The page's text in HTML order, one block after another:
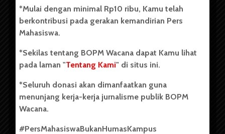
berdiri pada 1 Juli 1995.
Kontribusi
Info Iklan
Pedoman Media Siber
Kode Etik Jurnalistik
*Mulai dengan minimal Rp10 ribu, Kamu telah
berkontribusi pada gerakan kemandirian Pers
Mahasiswa.
*Sekilas tentang BOPM Wacana dapat Kamu lihat
pada laman "Tentang Kami" di situs ini.
*Seluruh donasi akan dimanfaatkan guna
menunjang kerja-kerja jurnalisme publik BOPM
Wacana.
#PersMahasiswaBukanHumasKampus